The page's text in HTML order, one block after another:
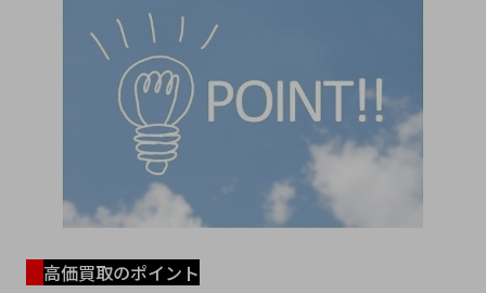
高価買取のポイント